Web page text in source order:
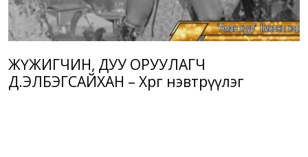
ЖҮЖИГЧИН, ДУУ ОРУУЛАГЧ
Д.ЭЛБЭГСАЙХАН – Хөрөг нэвтрүүлэг